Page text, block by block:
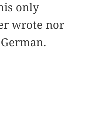
only
wrote nor